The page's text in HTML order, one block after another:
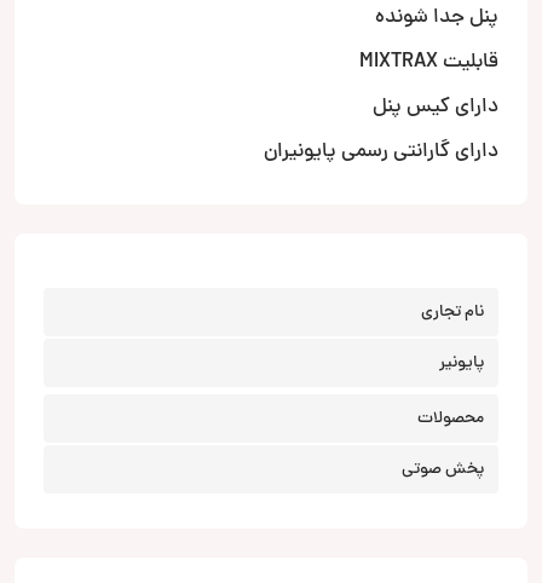
پنل جدا شونده
قابلیت MIXTRAX
دارای کیس پنل
دارای گارانتی رسمی پایونیران
نام تجاری
پایونیر
محصولات
پخش صوتی